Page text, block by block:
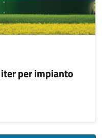
per impianto